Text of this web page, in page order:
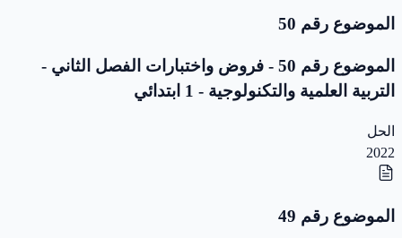
الموضوع رقم 50
الموضوع رقم 50 - فروض واختبارات الفصل الثاني -
التربية العلمية والتكنولوجية - 1 ابتدائي
الحل
2022
الموضوع رقم 49